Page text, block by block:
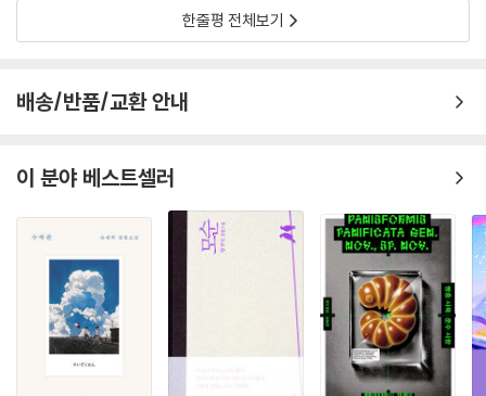
한줄평 전체보기
배송/반품/교환 안내
이 분야 베스트셀러